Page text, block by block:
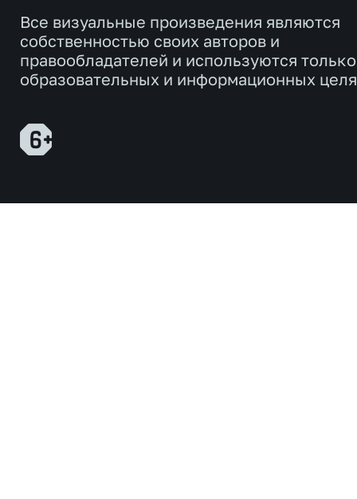
Все визуальные произведения являются
собственностью своих авторов и
правообладателей и используются
образовательных и информационных